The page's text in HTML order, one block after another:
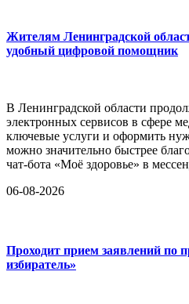
Жителям Ленинградской
удобный цифровой помощник
В Ленинградской области
электронных сервисов в сфере
ключевые услуги и оформить
можно значительно быстрее
чат-бота «Моё здоровье» в
06-08-2026
Проходит прием заявлений по
избиратель»